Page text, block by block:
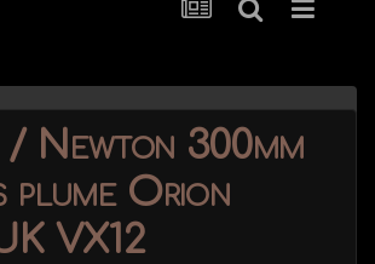
/ Newton 300mm
plume Orion
VX12